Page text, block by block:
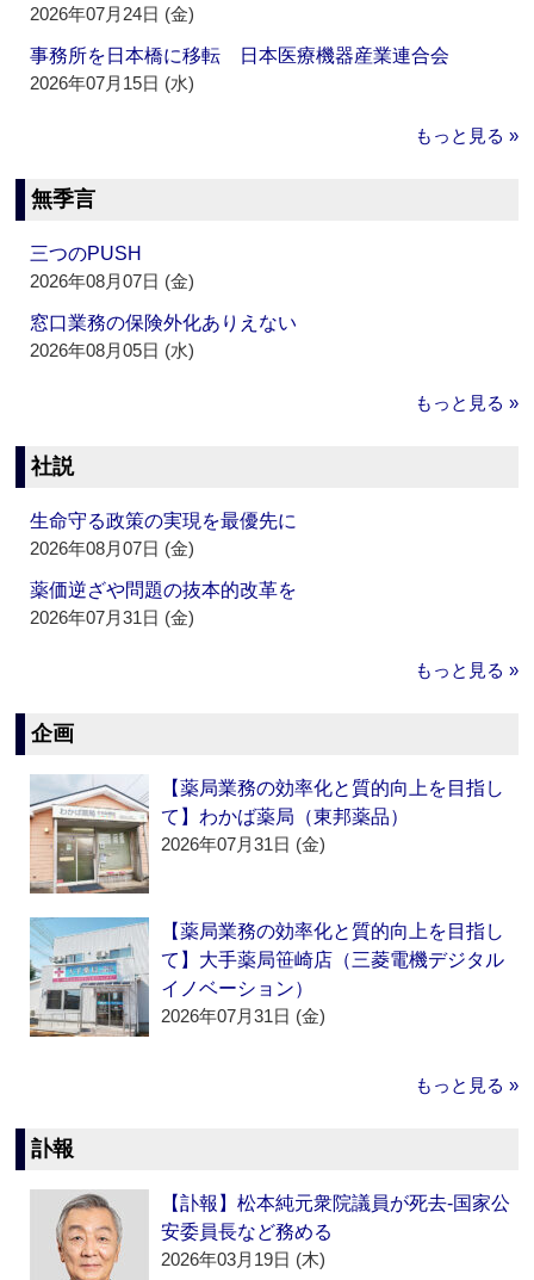
2026年07月24日 (金)
事務所を日本橋に移転 日本医療機器産業連合会
2026年07月15日 (水)
もっと見る »
無季言
三つのPUSH
2026年08月07日 (金)
窓口業務の保険外化ありえない
2026年08月05日 (水)
もっと見る »
社説
生命守る政策の実現を最優先に
2026年08月07日 (金)
薬価逆ざや問題の抜本的改革を
2026年07月31日 (金)
もっと見る »
企画
【薬局業務の効率化と質的向上を目指し
て】わかば薬局（東邦薬品）
2026年07月31日 (金)
【薬局業務の効率化と質的向上を目指し
て】大手薬局笹崎店（三菱電機デジタル
イノベーション）
2026年07月31日 (金)
もっと見る »
訃報
【訃報】松本純元衆院議員が死去‐国家公
安委員長など務める
2026年03月19日 (木)